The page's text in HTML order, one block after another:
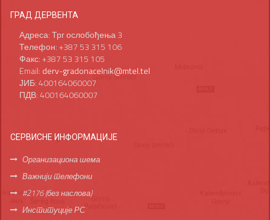
ГРАД ДЕРВЕНТА
Адреса: Трг ослобођења 3
Телефон: +387 53 315 106
Факс: +387 53 315 105
Email: derv-gradonacelnik@mtel.tel
ЈИБ: 400164060007
ПДВ: 400164060007
СЕРВИСНЕ ИНФОРМАЦИЈЕ
Организациона шема
Важнији телефони
#2176 (без наслова)
Институције РС